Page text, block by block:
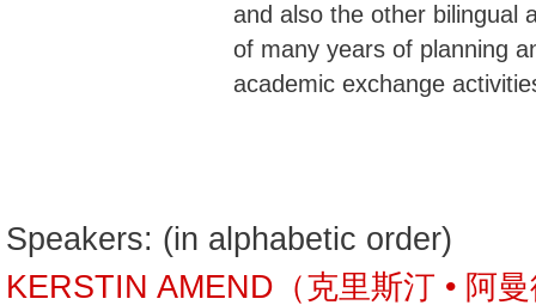
and also the other bilingual
of many years of planning
academic exchange
Speakers: (in alphabetic order)
KERSTIN AMEND（克里斯汀 • 阿